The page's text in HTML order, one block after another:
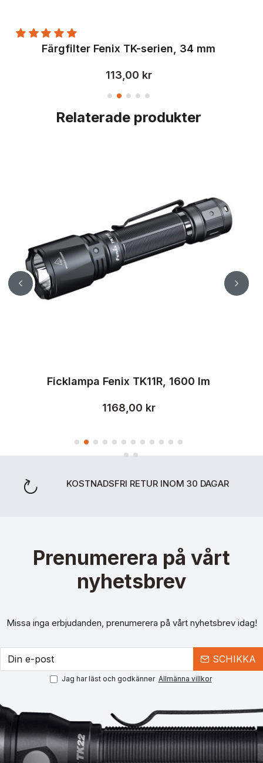
Färgfilter Fenix TK-serien, 34 mm
113,00 kr
Relaterade produkter
Ficklampa Fenix TK11R, 1600 lm
1168,00 kr
KOSTNADSFRI RETUR INOM 30 DAGAR
Prenumerera på vårt
nyhetsbrev
Missa inga erbjudanden, prenumerera på vårt nyhetsbrev idag!
SCHIKKA
Jag har läst och godkänner Allmänna villkor